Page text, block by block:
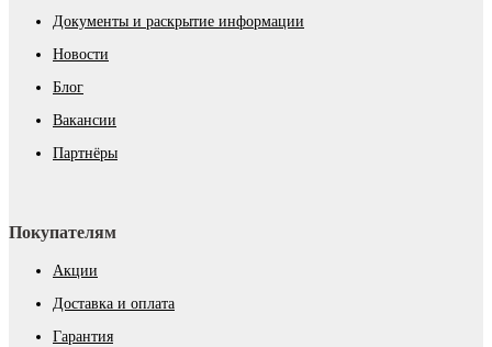
Документы и раскрытие информации
Новости
Блог
Вакансии
Партнёры
Покупателям
Акции
Доставка и оплата
Гарантия